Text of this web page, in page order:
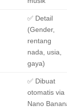
✅ Detail
(Gender,
rentang
nada, usia,
gaya)
✅ Dibuat
otomatis via
Nano